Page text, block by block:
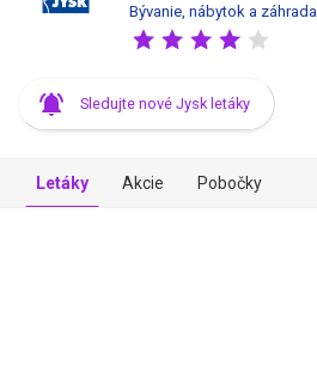
Bývanie, nábytok a záhrada
Sledujte nové Jysk letáky
Letáky Akcie Pobočky